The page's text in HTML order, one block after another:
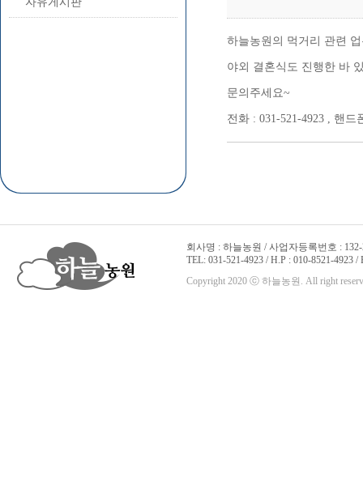
하늘농원의 먹거리 관련
야외 결혼식도 진행한 바
문의주세요~
전화 : 031-521-4923 , 핸드
회사명 : 하늘농원 / 사업자등록번호 :
TEL: 031-521-4923 / H.P : 010-8521-4923 /
Copyright 2020 ⓒ 하늘농원. All right